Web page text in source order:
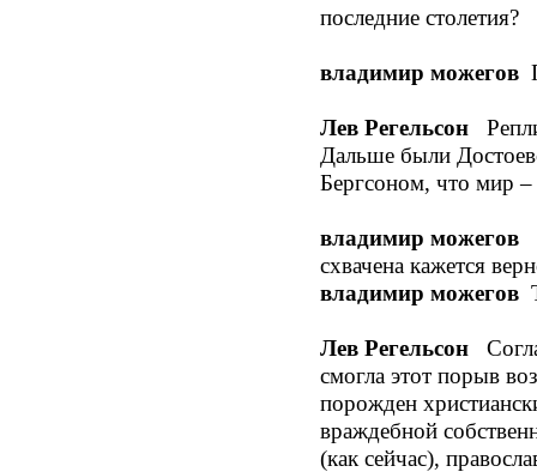
последние столетия?
владимир можегов
Лев Регельсон
Дальше были
Бергсоном, что мир –
владимир можегов
схвачена кажется
владимир можегов
Лев Регельсон
смогла этот порыв
порожден
враждебной
(как сейчас),